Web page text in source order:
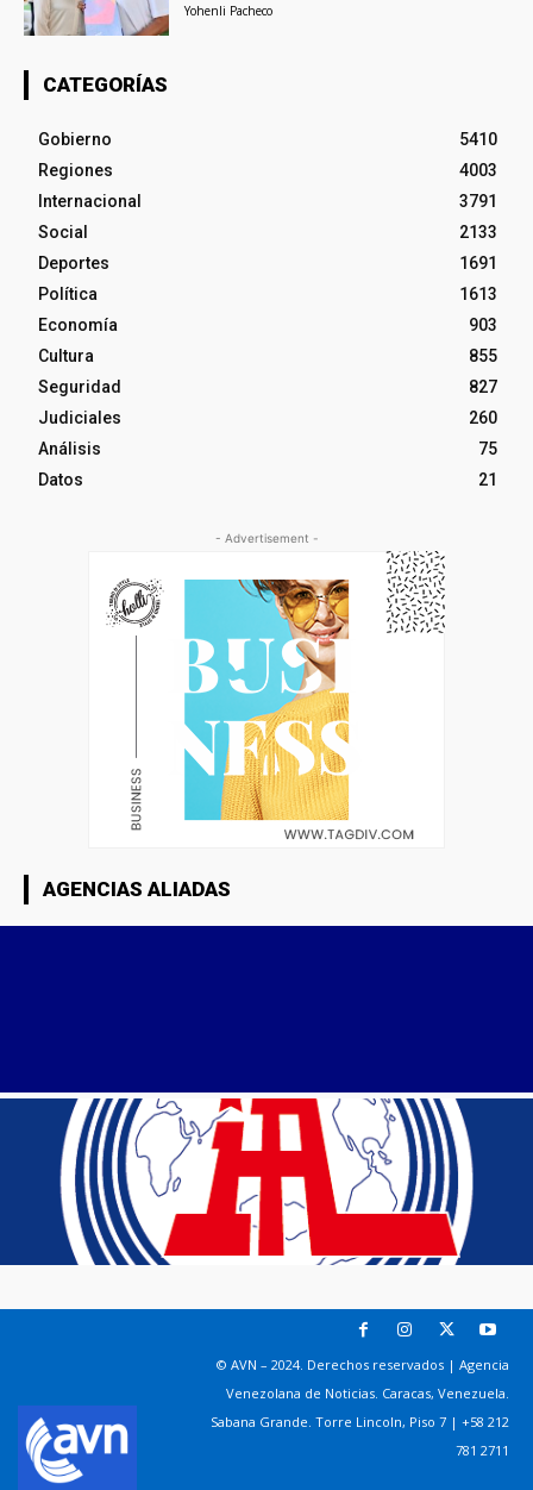
Yohenli Pacheco
CATEGORÍAS
Gobierno
5410
Regiones
4003
Internacional
3791
Social
2133
Deportes
1691
Política
1613
Economía
903
Cultura
855
Seguridad
827
Judiciales
260
Análisis
75
Datos
21
- Advertisement -
AGENCIAS ALIADAS
© AVN – 2024. Derechos reservados | Agencia
Venezolana de Noticias. Caracas, Venezuela.
Sabana Grande. Torre Lincoln, Piso 7 | +58 212
781 2711